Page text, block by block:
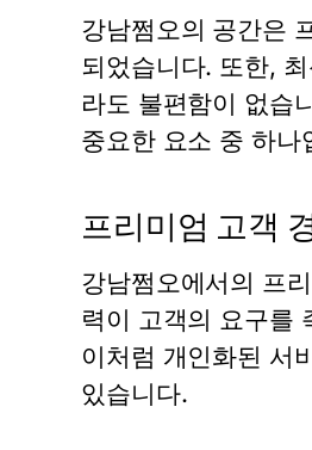
강남쩜오의 공간은
되었습니다. 또한,
라도 불편함이 없습
중요한 요소 중 하나
프리미엄 고객
강남쩜오에서의 프
력이 고객의 요구를
이처럼 개인화된 서
있습니다.